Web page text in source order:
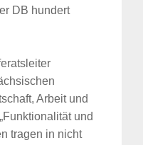
DB hundert
Arbeit und
und
tragen in nicht